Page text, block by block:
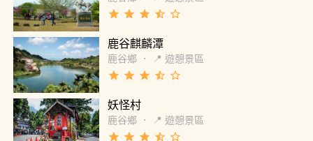
grade grade grade star_half star_border
鹿谷麒麟潭
鹿谷鄉 ． 📍 遊憩景區
grade grade grade star_half star_border
妖怪村
鹿谷鄉 ． 📍 遊憩景區
grade grade grade star_half star_border